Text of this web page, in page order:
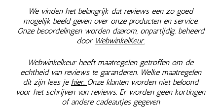
We vinden het belangrijk dat reviews een zo goed
mogelijk beeld geven over onze producten en service.
Onze beoordelingen worden daarom, onpartijdig, beheerd
door WebwinkelKeur.
Webwinkelkeur heeft maatregelen getroffen om de
echtheid van reviews te garanderen. Welke maatregelen
dit zijn lees je hier. Onze klanten worden niet beloond
voor het schrijven van reviews. Er worden geen kortingen
of andere cadeautjes gegeven